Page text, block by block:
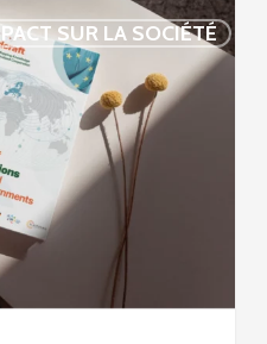
SUR LA SOCIÉTÉ